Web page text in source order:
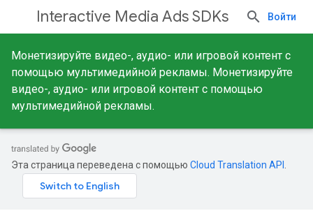
Interactive Media Ads SDKs Войти
Монетизируйте видео-, аудио- или игровой контент с
помощью мультимедийной рекламы. Монетизируйте
видео-, аудио- или игровой контент с помощью
мультимедийной рекламы.
Эта страница переведена с помощью Cloud Translation API